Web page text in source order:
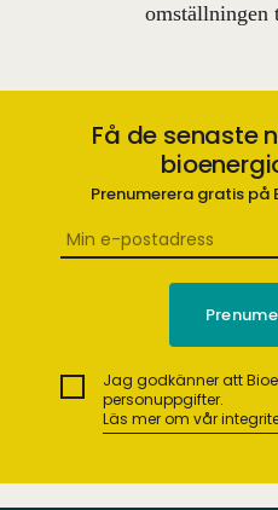
Få de senaste
Prenumerera gratis på
Jag godkänner att
personuppgifter.
Läs mer om vår